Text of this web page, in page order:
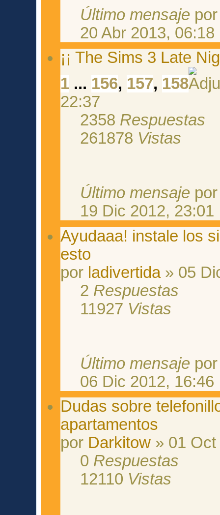
Último mensaje
20 Abr 2013, 06:18
¡¡ The Sims 3 Late
1 ... 156, 157, 158
22:37
2358 Respuestas
261878 Vistas
Último mensaje
19 Dic 2012, 23:01
Ayudaaa! instale los
esto
por ladivertida» 05
2 Respuestas
11927 Vistas
Último mensaje
06 Dic 2012, 16:46
Dudas sobre
apartamentos
por Darkitow » 01
0 Respuestas
12110 Vistas